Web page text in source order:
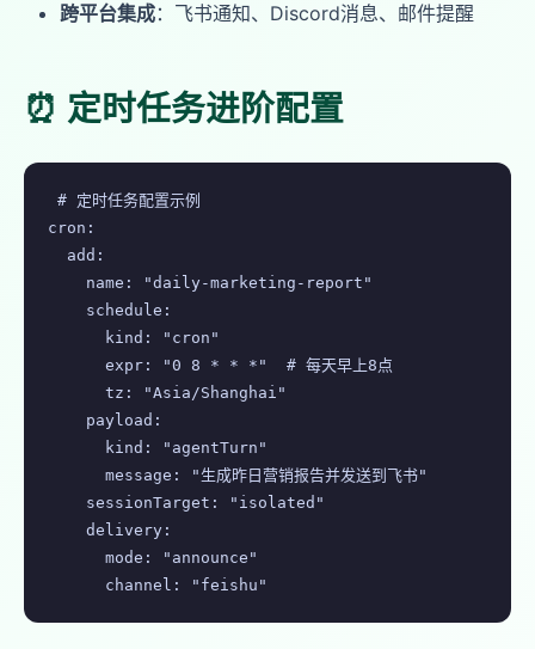
跨平台集成：飞书通知、Discord消息、邮件提醒
⏰ 定时任务进阶配置
# 定时任务配置示例
cron:
  add:
    name: "daily-marketing-report"
    schedule:
      kind: "cron"
      expr: "0 8 * * *"  # 每天早上8点
      tz: "Asia/Shanghai"
    payload:
      kind: "agentTurn"
      message: "生成昨日营销报告并发送到飞书"
    sessionTarget: "isolated"
    delivery:
      mode: "announce"
      channel: "feishu"